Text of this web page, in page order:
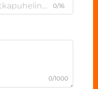
0/16
0/1000